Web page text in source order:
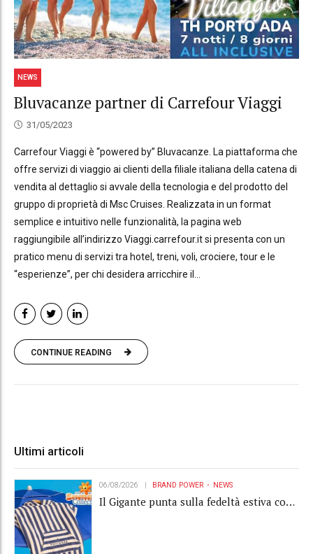
NEWS
Bluvacanze partner di Carrefour Viaggi
31/05/2023
Carrefour Viaggi è “powered by” Bluvacanze. La piattaforma che
offre servizi di viaggio ai clienti della filiale italiana della catena di
vendita al dettaglio si avvale della tecnologia e del prodotto del
gruppo di proprietà di Msc Cruises. Realizzata in un format
semplice e intuitivo nelle funzionalità, la pagina web
raggiungibile all’indirizzo Viaggi.carrefour.it si presenta con un
pratico menu di servizi tra hotel, treni, voli, crociere, tour e le
“esperienze”, per chi desidera arricchire il...
CONTINUE READING
Ultimi articoli
06/08/2026 BRAND POWER NEWS
Il Gigante punta sulla fedeltà estiva con